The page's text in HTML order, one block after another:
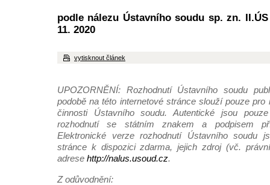
podle nálezu Ústavního soudu sp. zn. II.ÚS
11. 2020
vytisknout článek
UPOZORNĚNÍ: Rozhodnutí Ústavního soudu
podobě na této internetové stránce slouží pouze
činnosti Ústavního soudu. Autentické jsou
rozhodnutí se státním znakem a podpisem
Elektronické verze rozhodnutí Ústavního soudu
stránce k dispozici zdarma, jejich zdroj (vč.
adrese http://nalus.usoud.cz.
Z odůvodnění: